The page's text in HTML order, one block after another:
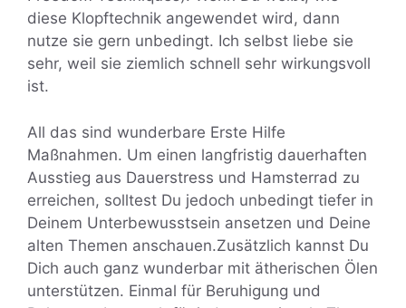
diese Klopftechnik angewendet wird, dann
nutze sie gern unbedingt. Ich selbst liebe sie
sehr, weil sie ziemlich schnell sehr wirkungsvoll
ist.
All das sind wunderbare Erste Hilfe
Maßnahmen. Um einen langfristig dauerhaften
Ausstieg aus Dauerstress und Hamsterrad zu
erreichen, solltest Du jedoch unbedingt tiefer in
Deinem Unterbewusstsein ansetzen und Deine
alten Themen anschauen.Zusätzlich kannst Du
Dich auch ganz wunderbar mit ätherischen Ölen
unterstützen. Einmal für Beruhigung und